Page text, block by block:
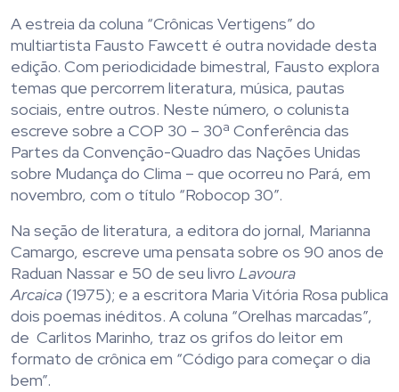
A estreia da coluna “Crônicas Vertigens” do
multiartista Fausto Fawcett é outra novidade desta
edição. Com periodicidade bimestral, Fausto explora
temas que percorrem literatura, música, pautas
sociais, entre outros. Neste número, o colunista
escreve sobre a COP 30 – 30ª Conferência das
Partes da Convenção-Quadro das Nações Unidas
sobre Mudança do Clima – que ocorreu no Pará, em
novembro, com o título “Robocop 30”.
Na seção de literatura, a editora do jornal, Marianna
Camargo, escreve uma pensata sobre os 90 anos de
Raduan Nassar e 50 de seu livro Lavoura
Arcaica(1975); e a escritora Maria Vitória Rosa publica
dois poemas inéditos. A coluna “Orelhas marcadas”,
de Carlitos Marinho, traz os grifos do leitor em
formato de crônica em “Código para começar o dia
bem”.